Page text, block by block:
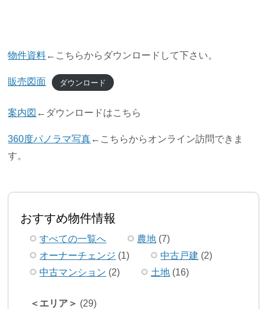
物件資料←こちらからダウンロードして下さい。
販売図面 ダウンロード
案内図 ←ダウンロードはこちら
360度パノラマ写真←こちらからオンライン訪問できま
す。
おすすめ物件情報
すべての一覧へ 農地 (7)
オーナーチェンジ (1) 中古戸建 (2)
中古マンション (2) 土地 (16)
エリア
(29)